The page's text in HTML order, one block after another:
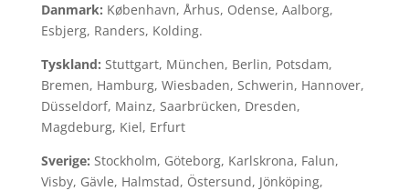
Danmark: København, Århus, Odense, Aalborg,
Esbjerg, Randers, Kolding.
Tyskland: Stuttgart, München, Berlin, Potsdam,
Bremen, Hamburg, Wiesbaden, Schwerin, Hannover,
Düsseldorf, Mainz, Saarbrücken, Dresden,
Magdeburg, Kiel, Erfurt
Sverige: Stockholm, Göteborg, Karlskrona, Falun,
Visby, Gävle, Halmstad, Östersund, Jönköping,